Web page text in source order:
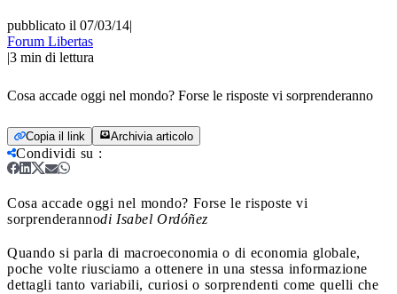
pubblicato il 07/03/14|
Forum Libertas
|3 min di lettura
Cosa accade oggi nel mondo? Forse le risposte vi sorprenderanno
Copia il link Archivia articolo
Condividi su :
Cosa accade oggi nel mondo? Forse le risposte vi
sorprenderannodi Isabel Ordóñez
Quando si parla di macroeconomia o di economia globale,
poche volte riusciamo a ottenere in una stessa informazione
dettagli tanto variabili, curiosi o sorprendenti come quelli che